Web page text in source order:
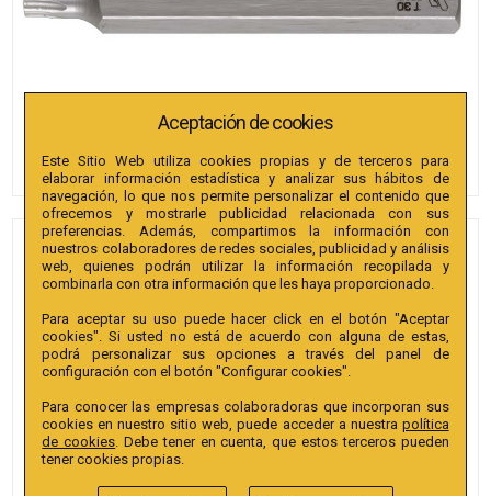
PUNTAS BIANDITZ TX 55 X
30MM 10MM 2U.
Referencia:242108
Colección:Punta TX Hex. conductor 10mm extra
EAN13:
Aceptación de cookies
Este Sitio Web utiliza cookies propias y de terceros para
elaborar información estadística y analizar sus hábitos de
navegación, lo que nos permite personalizar el contenido que
ofrecemos y mostrarle publicidad relacionada con sus
preferencias. Además, compartimos la información con
nuestros colaboradores de redes sociales, publicidad y análisis
web, quienes podrán utilizar la información recopilada y
combinarla con otra información que les haya proporcionado.
Para aceptar su uso puede hacer click en el botón "Aceptar
cookies". Si usted no está de acuerdo con alguna de estas,
podrá personalizar sus opciones a través del panel de
configuración con el botón "Configurar cookies".
Para conocer las empresas colaboradoras que incorporan sus
cookies en nuestro sitio web, puede acceder a nuestra política
de cookies . Debe tener en cuenta, que estos terceros pueden
tener cookies propias.